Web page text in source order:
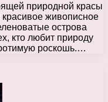
природной красы
живописное
острова
кто любит природу
роскошь.…